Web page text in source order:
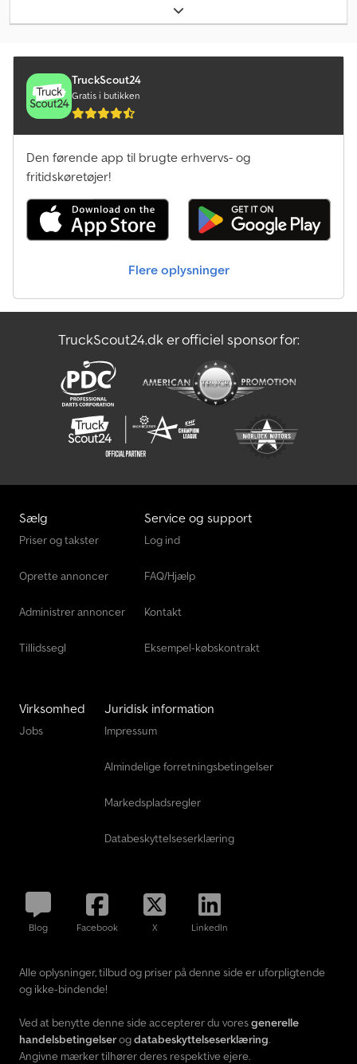
støttefod / -hjul_____dobbelt RollPack pakker, nivelleringsskiver,
strigle, hydr. dybdestyring, hydr. trækstang, fjederstensikring, K80,
- 265 kW, lagersted: 17094 Pragsdorf Dksdjw E N T Dopfx Acnsr
TruckScout24
Gratis i butikken
Den førende app til brugte erhvervs- og
fritidskøretøjer!
Flere oplysninger
TruckScout24.dk er officiel sponsor for:
Sælg
Priser og takster
Oprette annoncer
Administrer annoncer
Tillidssegl
Service og support
Log ind
FAQ/Hjælp
Kontakt
Eksempel-købskontrakt
Virksomhed
Jobs
Juridisk information
Impressum
Almindelige forretningsbetingelser
Markedspladsregler
Databeskyttelseserklæring
Blog Facebook X LinkedIn
Alle oplysninger, tilbud og priser på denne side er uforpligtende
og ikke-bindende!
Ved at benytte denne side accepterer du voresgenerelle
handelsbetingelserogdatabeskyttelseserklæring.
Angivne mærker tilhører deres respektive ejere.